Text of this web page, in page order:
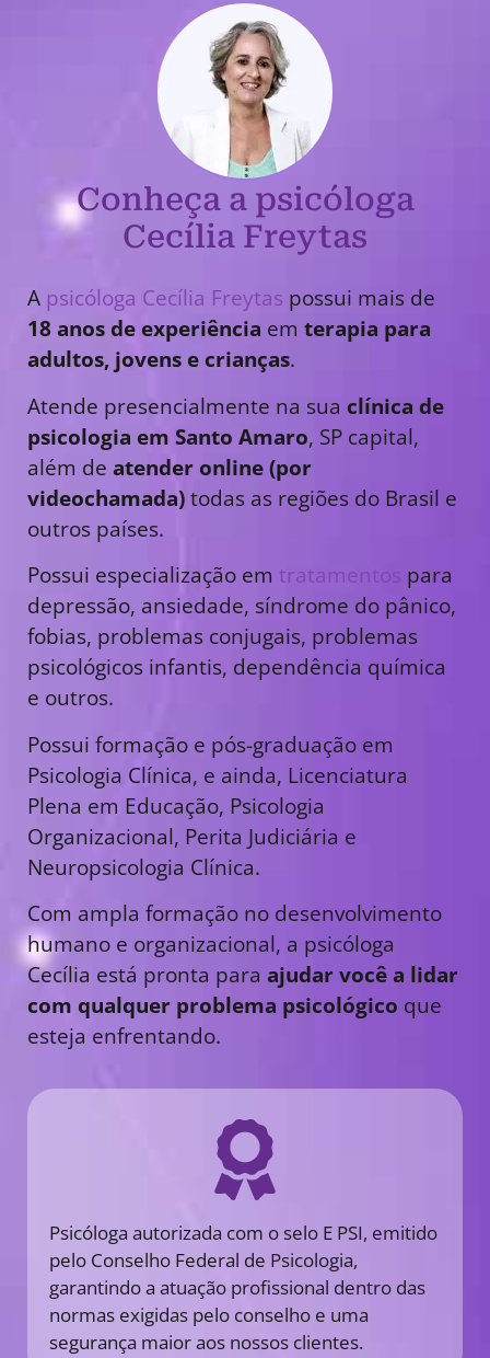
Conheça a psicóloga
Cecília Freytas
A psicóloga Cecília Freytas possui mais de
18 anos de experiência em terapia para
adultos, jovens e crianças.
Atende presencialmente na sua clínica de
psicologia em Santo Amaro, SP capital,
além de atender online (por
videochamada)todas as regiões do Brasil e
outros países.
Possui especialização em tratamentos para
depressão, ansiedade, síndrome do pânico,
fobias, problemas conjugais, problemas
psicológicos infantis, dependência química
e outros.
Possui formação e pós-graduação em
Psicologia Clínica, e ainda, Licenciatura
Plena em Educação, Psicologia
Organizacional, Perita Judiciária e
Neuropsicologia Clínica.
Com ampla formação no desenvolvimento
humano e organizacional, a psicóloga
Cecília está pronta para ajudar você a lidar
com qualquer problema psicológico que
esteja enfrentando.
Psicóloga autorizada com o selo E PSI, emitido
pelo Conselho Federal de Psicologia,
garantindo a atuação profissional dentro das
normas exigidas pelo conselho e uma
segurança maior aos nossos clientes.